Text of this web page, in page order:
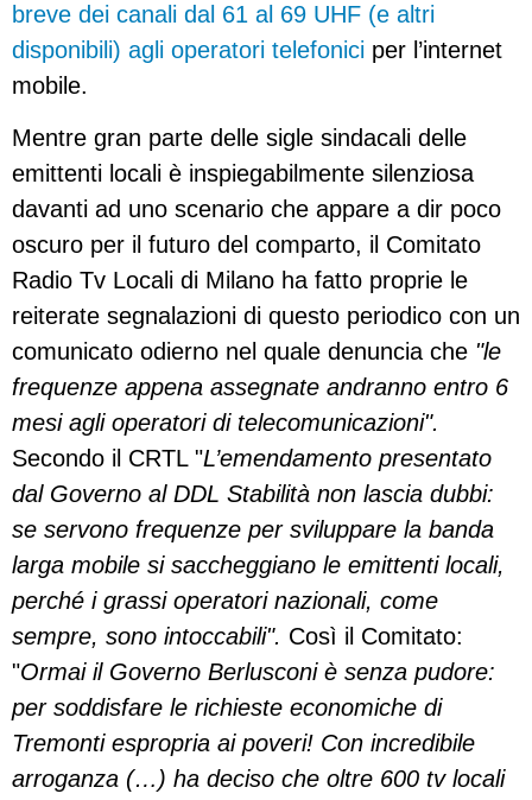
breve dei canali dal 61 al 69 UHF (e altri
disponibili) agli operatori telefonici per l’internet
mobile.
Mentre gran parte delle sigle sindacali delle
emittenti locali è inspiegabilmente silenziosa
davanti ad uno scenario che appare a dir poco
oscuro per il futuro del comparto, il Comitato
Radio Tv Locali di Milano ha fatto proprie le
reiterate segnalazioni di questo periodico con un
comunicato odierno nel quale denuncia che "le
frequenze appena assegnate andranno entro 6
mesi agli operatori di telecomunicazioni".
Secondo il CRTL "L’emendamento presentato
dal Governo al DDL Stabilità non lascia dubbi:
se servono frequenze per sviluppare la banda
larga mobile si saccheggiano le emittenti locali,
perché i grassi operatori nazionali, come
sempre, sono intoccabili". Così il Comitato:
"Ormai il Governo Berlusconi è senza pudore:
per soddisfare le richieste economiche di
Tremonti espropria ai poveri! Con incredibile
arroganza (…) ha deciso che oltre 600 tv locali